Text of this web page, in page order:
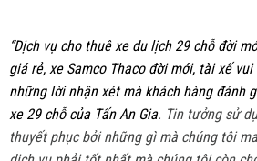
“Dịch vụ cho thuê xe du lịch 29 chỗ đời
giá rẻ, xe Samco Thaco đời mới, tài xế
những lời nhận xét mà khách hàng đánh
xe 29 chỗ của Tấn An Gia. Tin tưởng sử
thuyết phục bởi những gì mà chúng tôi